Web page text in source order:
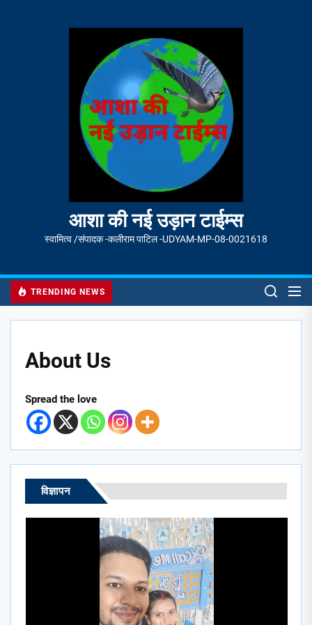
आशा की नई उड़ान टाईम्स
स्वामित्व /संपादक -कलीराम पाटिल -UDYAM-MP-08-0021618
TRENDING NEWS
About Us
Spread the love
विज्ञापन